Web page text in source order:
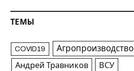
ТЕМЫ
COVID19 Агропроизводство
Андрей Травников ВСУ